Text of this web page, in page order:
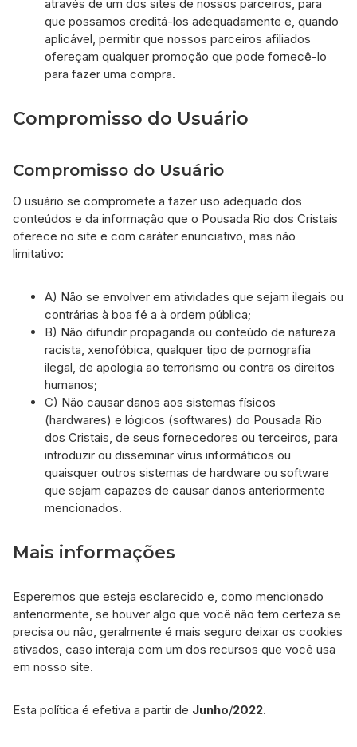
através de um dos sites de nossos parceiros, para
que possamos creditá-los adequadamente e, quando
aplicável, permitir que nossos parceiros afiliados
ofereçam qualquer promoção que pode fornecê-lo
para fazer uma compra.
Compromisso do Usuário
Compromisso do Usuário
O usuário se compromete a fazer uso adequado dos
conteúdos e da informação que o Pousada Rio dos Cristais
oferece no site e com caráter enunciativo, mas não
limitativo:
A) Não se envolver em atividades que sejam ilegais ou
contrárias à boa fé a à ordem pública;
B) Não difundir propaganda ou conteúdo de natureza
racista, xenofóbica, qualquer tipo de pornografia
ilegal, de apologia ao terrorismo ou contra os direitos
humanos;
C) Não causar danos aos sistemas físicos
(hardwares) e lógicos (softwares) do Pousada Rio
dos Cristais, de seus fornecedores ou terceiros, para
introduzir ou disseminar vírus informáticos ou
quaisquer outros sistemas de hardware ou software
que sejam capazes de causar danos anteriormente
mencionados.
Mais informações
Esperemos que esteja esclarecido e, como mencionado
anteriormente, se houver algo que você não tem certeza se
precisa ou não, geralmente é mais seguro deixar os cookies
ativados, caso interaja com um dos recursos que você usa
em nosso site.
Esta política é efetiva a partir de Junho/2022.